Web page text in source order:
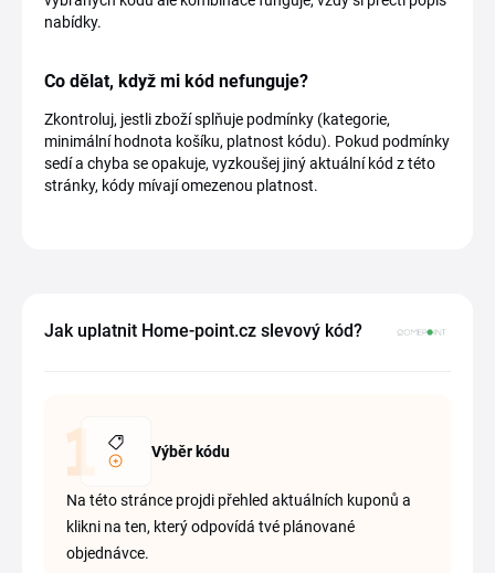
nabídky.
Co dělat, když mi kód nefunguje?
Zkontroluj, jestli zboží splňuje podmínky (kategorie,
minimální hodnota košíku, platnost kódu). Pokud podmínky
sedí a chyba se opakuje, vyzkoušej jiný aktuální kód z této
stránky, kódy mívají omezenou platnost.
Jak uplatnit Home-point.cz slevový kód?
Výběr kódu
Na této stránce projdi přehled aktuálních kuponů a
klikni na ten, který odpovídá tvé plánované
objednávce.